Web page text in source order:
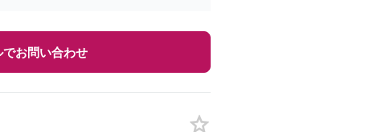
でお問い合わせ